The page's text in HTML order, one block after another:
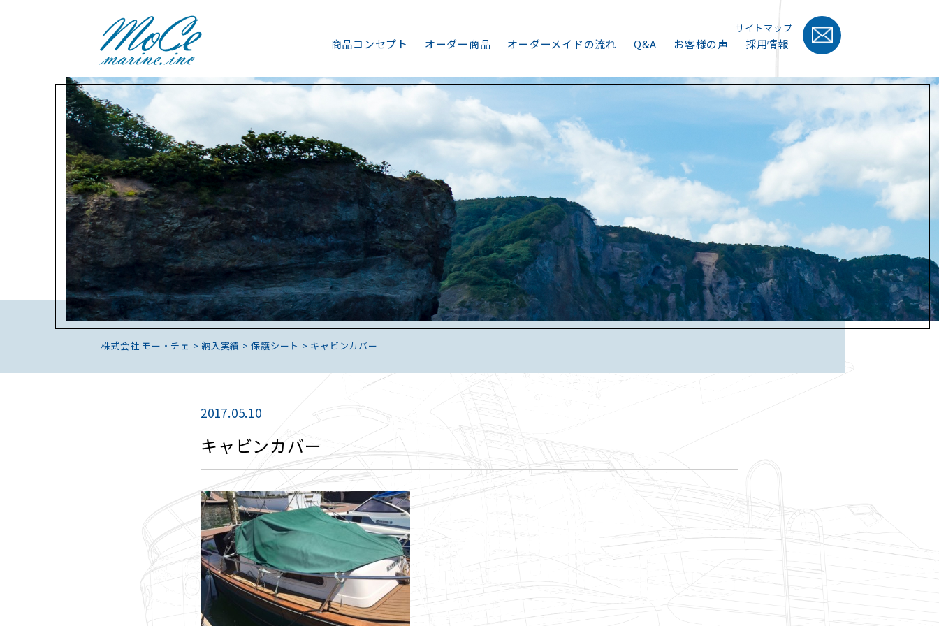
商品コンセプト オーダー商品 オーダーメイドの流れ Q&A お客様の声 採用情報
サイトマップ
株式会社 モー・チェ > 納入実績 >保護シート > キャビンカバー
2017.05.10
キャビンカバー